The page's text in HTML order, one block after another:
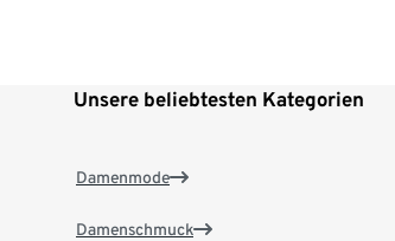
Unsere beliebtesten Kategorien
Damenmode
Damenschmuck